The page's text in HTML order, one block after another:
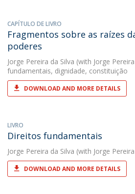
CAPÍTULO DE LIVRO
Fragmentos sobre as raízes
poderes
Jorge Pereira da Silva (with Jorge
fundamentais, dignidade, constituição
DOWNLOAD AND MORE DETAILS
LIVRO
Direitos fundamentais
Jorge Pereira da Silva (with Jorge
DOWNLOAD AND MORE DETAILS